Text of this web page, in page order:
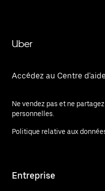
Uber
Accédez au Centre d'aide
Ne vendez pas et ne
personnelles.
Politique relative aux
Entreprise